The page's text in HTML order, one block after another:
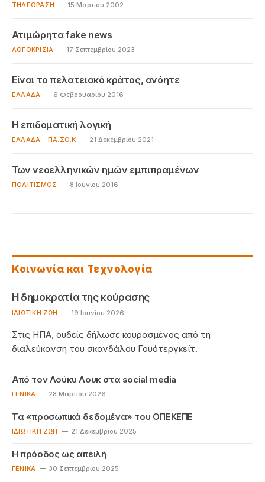
TΗΛΕΌΡΑΣΗ 15 Μαρτίου 2002
Ατιμώρητα fake news
ΛΟΓΟΚΡΙΣΊΑ 17 Σεπτεμβρίου 2023
Είναι το πελατειακό κράτος, ανόητε
ΕΛΛΆΔΑ 6 Φεβρουαρίου 2016
Η επιδοματική λογική
ΕΛΛΆΔΑ - ΠΑ.ΣΟ.Κ 21 Δεκεμβρίου 2021
Των νεοελληνικών ημών εμπιπραμένων
ΠΟΛΙΤΙΣΜΌΣ 8 Ιουνίου 2016
Κοινωνία και Τεχνολογία
Η δημοκρατία της κούρασης
IΔΙΩΤΙΚΉ ΖΩΉ 19 Ιουνίου 2026
Στις ΗΠΑ, ουδείς δήλωσε κουρασμένος από τη
διαλεύκανση του σκανδάλου Γουότεργκεϊτ.
Από τον Λούκυ Λουκ στα social media
ΓΕΝΙΚΆ 28 Μαρτίου 2026
Τα «προσωπικά δεδομένα» του ΟΠΕΚΕΠΕ
IΔΙΩΤΙΚΉ ΖΩΉ 21 Δεκεμβρίου 2025
Η πρόοδος ως απειλή
ΓΕΝΙΚΆ 30 Σεπτεμβρίου 2025